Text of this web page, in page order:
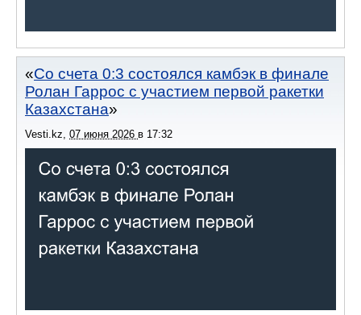
Со счета 0:3 состоялся камбэк в финале
Ролан Гаррос с участием первой ракетки
Казахстана
Vesti.kz 07 июня 2026 в 17:32